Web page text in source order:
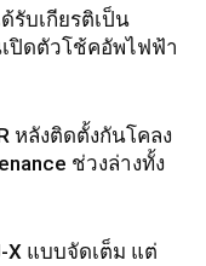
ด้รับเกียรติเป็น
ปิดตัวโช้คอัพไฟฟ้า
หลังติดตั้งกันโคลง
ช่วงล่างทั้ง
X แบบจัดเต็ม แต่